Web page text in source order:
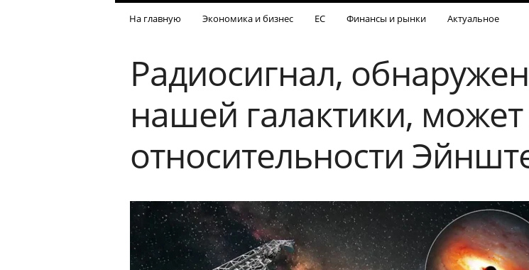
На главную Экономика и бизнес ЕС Финансы и рынки Актуальное
Радиосигнал,
нашей галактики,
относительности